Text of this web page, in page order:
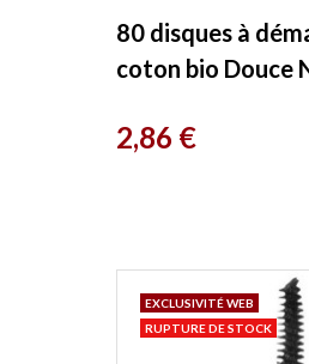
80 disques à
coton bio Douce
Prix
2,86 €
EXCLUSIVITÉ WEB
RUPTURE DE STOCK